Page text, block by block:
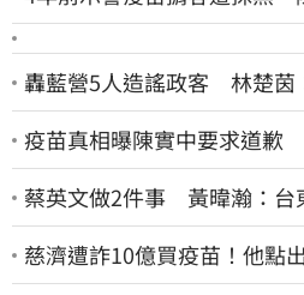
轟藍營5人造謠政客 林楚茵
疫苗真相曝陳實中要求道歉
蔡英文做2件事 黃暐瀚：台
慈濟遭詐10億買疫苗！他點